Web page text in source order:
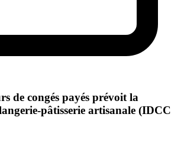
de congés payés prévoit la
pâtisserie artisanale (IDCC